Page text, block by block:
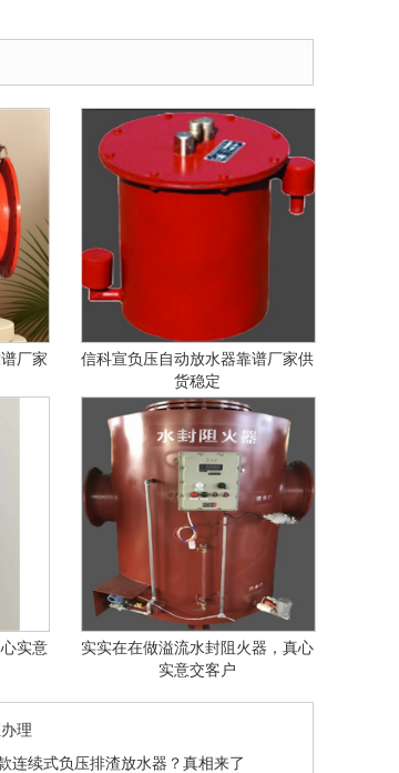
厂家
信科宣负压自动放水器靠谱厂家供
货稳定
实意
实实在在做溢流水封阻火器，真心
实意交客户
理
连续式负压排渣放水器？真相来了